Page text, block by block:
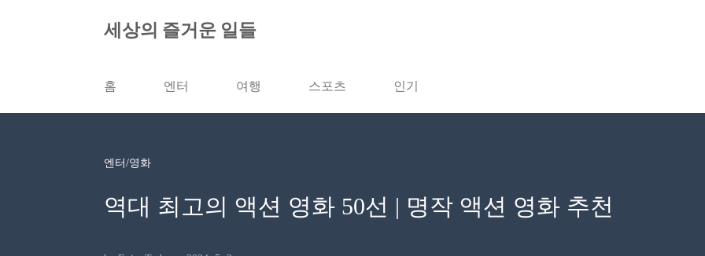
세상의 즐거운 일들
홈 엔터 여행 스포츠 인기
엔터/영화
역대 최고의 액션 영화 50선 | 명작 액션 영화 추천